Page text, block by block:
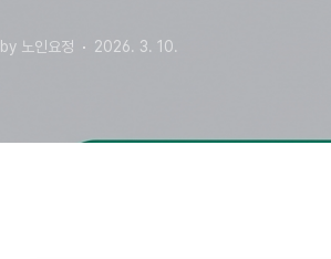
by 노인요정 2026. 3. 10.